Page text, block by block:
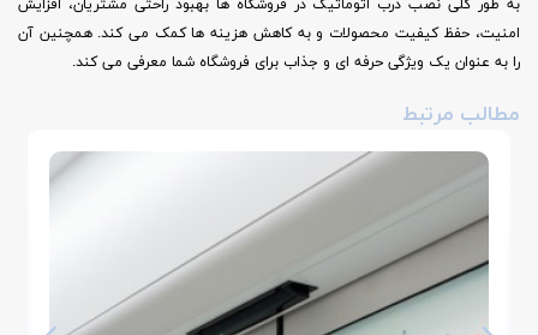
به طور کلی نصب درب اتوماتیک در فروشگاه ها بهبود راحتی مشتریان، افزایش
امنیت، حفظ کیفیت محصولات و به کاهش هزینه ها کمک می کند. همچنین آن
را به عنوان یک ویژگی حرفه ای و جذاب برای فروشگاه شما معرفی می کند.
مطالب مرتبط